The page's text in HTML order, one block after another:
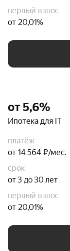
первый взнос
от 20,01%
от 5,6%
Ипотека для IT
платёж
от 14 564 ₽/мес.
срок
от 3 до 30 лет
первый взнос
от 20,01%